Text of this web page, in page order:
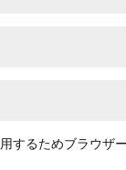
するためブラウザ